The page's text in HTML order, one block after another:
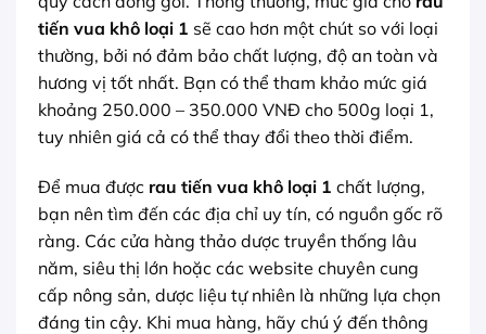
tiến vua khô loại 1 sẽ cao hơn một chút so với loại
thường, bởi nó đảm bảo chất lượng, độ an toàn và
hương vị tốt nhất. Bạn có thể tham khảo mức giá
khoảng 250.000 – 350.000 VNĐ cho 500g loại 1,
tuy nhiên giá cả có thể thay đổi theo thời điểm.
Để mua được rau tiến vua khô loại 1 chất lượng,
bạn nên tìm đến các địa chỉ uy tín, có nguồn gốc rõ
ràng. Các cửa hàng thảo dược truyền thống lâu
năm, siêu thị lớn hoặc các website chuyên cung
cấp nông sản, dược liệu tự nhiên là những lựa chọn
đáng tin cậy. Khi mua hàng, hãy chú ý đến thông